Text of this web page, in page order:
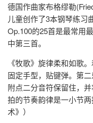
德国作曲家布格缪勒
儿童创作了3本钢琴练习
Op.100的25首是最常用
中第三首。
《牧歌》旋律柔和如歌
固定手型，贴键弹。第
附点二分音符保留住，
拍的节奏韵律是一小节
术》）